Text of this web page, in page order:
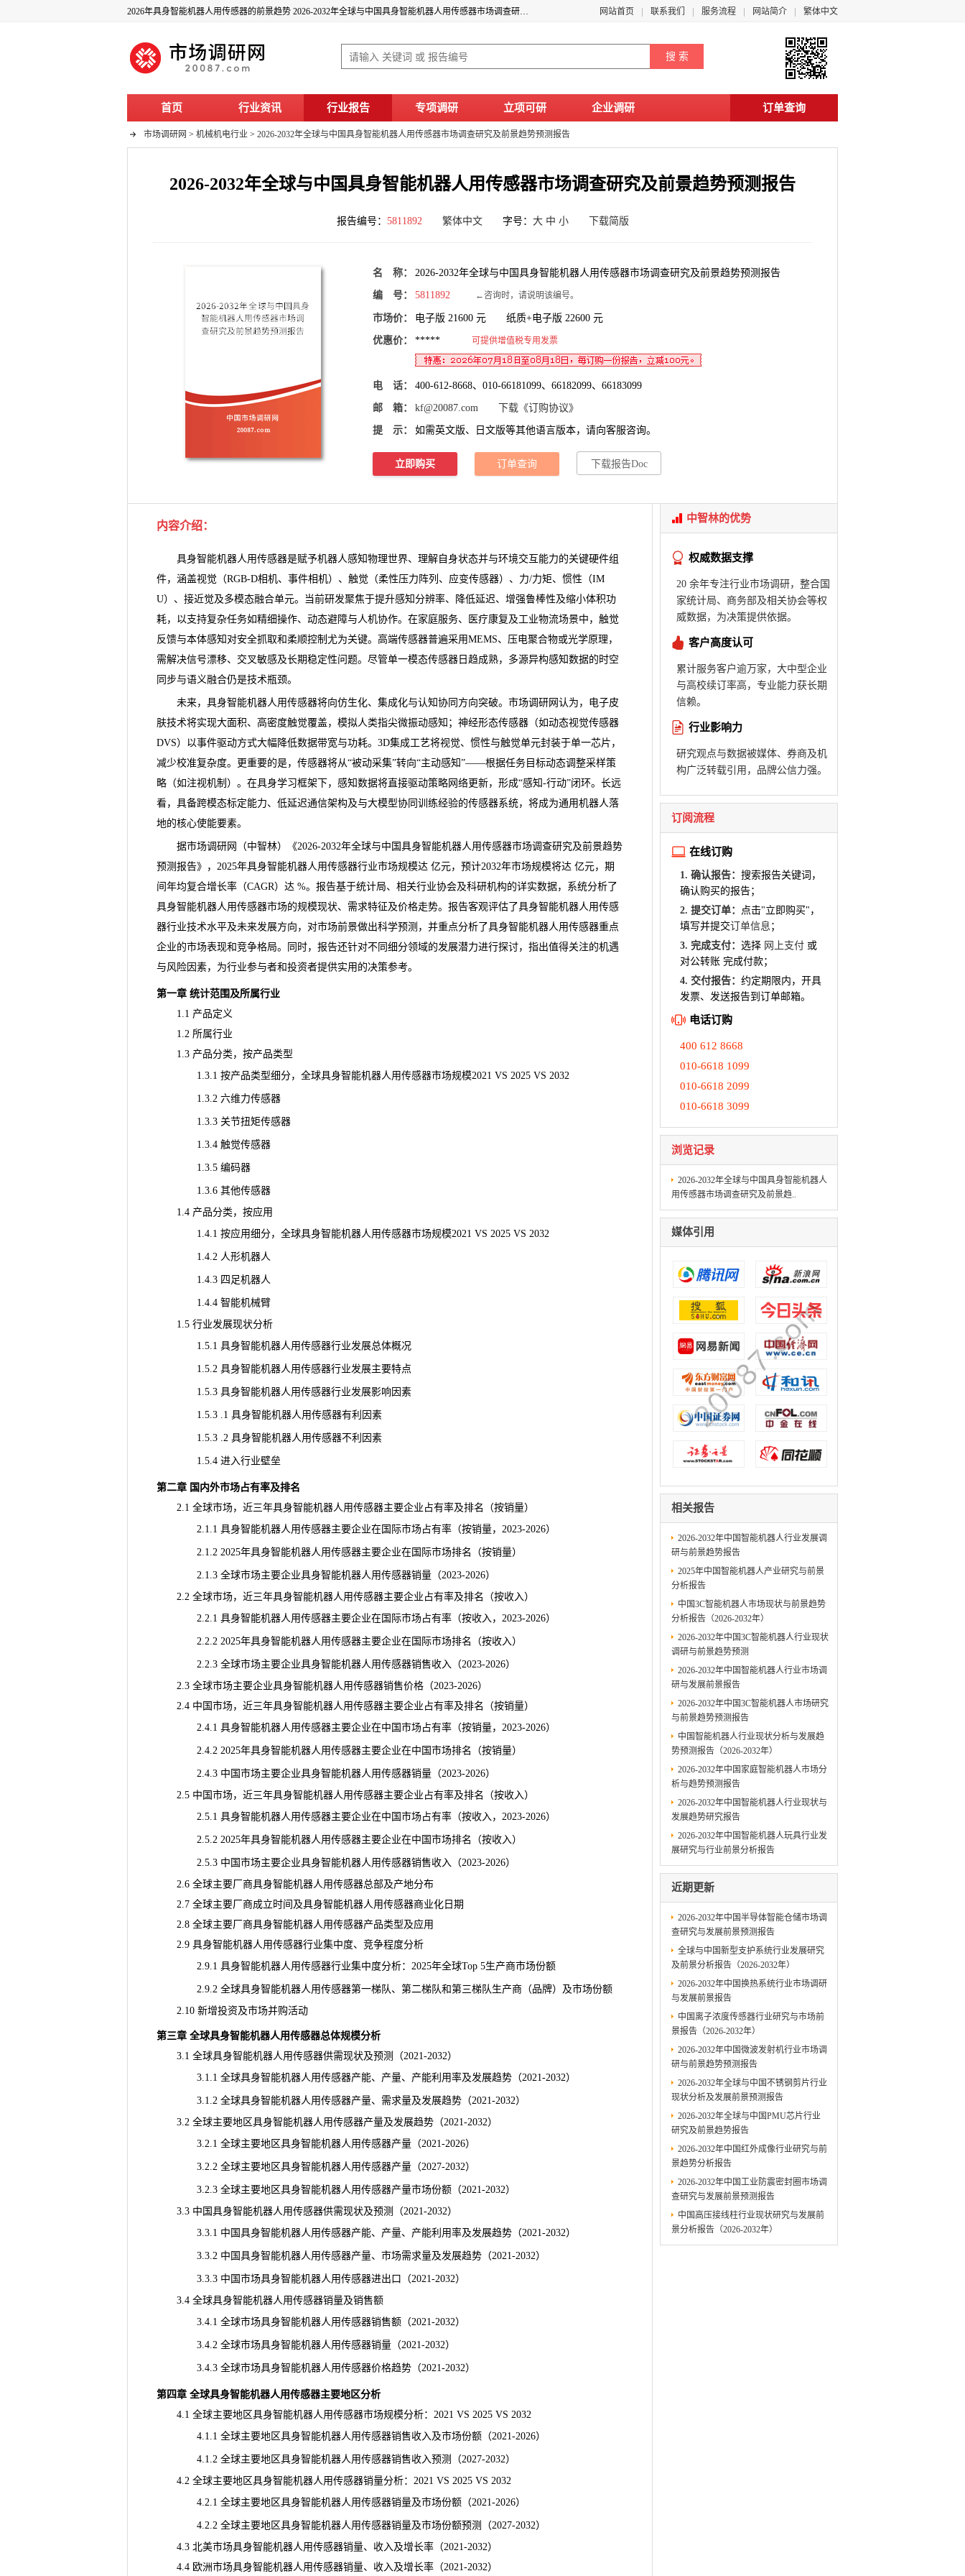
2026年具身智能机器人用传感器的前景趋势 2026-2032年全球与中国具身智能机器人用传感器市场调查研究及前景趋势预测报告 网站首页 联系我们 服务流程 网站简介 繁体中文
首页 行业资讯 行业报告 专项调研 立项可研 企业调研 订单查询
市场调研网 > 机械机电行业 > 2026-2032年全球与中国具身智能机器人用传感器市场调查研究及前景趋势预测报告
2026-2032年全球与中国具身智能机器人用传感器市场调查研究及前景趋势预测报告
报告编号： 5811892 繁体中文字号： 大 中 小 下载简版
名 称： 2026-2032年全球与中国具身智能机器人用传感器市场调查研究及前景趋势预测报告
编 号： 5811892 ←咨询时，请说明该编号。
市场价： 电子版 21600 元 纸质+电子版 22600 元
优惠价： ***** 可提供增值税专用发票
电 话： 400-612-8668、010-66181099、66182099、66183099
邮 箱： kf@20087.com 下载《订购协议》
提 示： 如需英文版、日文版等其他语言版本，请向客服咨询。
立即购买 订单查询 下载报告Doc
内容介绍：
具身智能机器人用传感器是赋予机器人感知物理世界、理解自身状态并与环境交互能力的关键硬件组
件，涵盖视觉（RGB-D相机、事件相机）、触觉（柔性压力阵列、应变传感器）、力/力矩、惯性（IM
U）、接近觉及多模态融合单元。当前研发聚焦于提升感知分辨率、降低延迟、增强鲁棒性及缩小体积功
耗，以支持复杂任务如精细操作、动态避障与人机协作。在家庭服务、医疗康复及工业物流场景中，触觉
反馈与本体感知对安全抓取和柔顺控制尤为关键。高端传感器普遍采用MEMS、压电聚合物或光学原理，
需解决信号漂移、交叉敏感及长期稳定性问题。尽管单一模态传感器日趋成熟，多源异构感知数据的时空
同步与语义融合仍是技术瓶颈。
未来，具身智能机器人用传感器将向仿生化、集成化与认知协同方向突破。 市场调研网 认为，电子皮
肤技术将实现大面积、高密度触觉覆盖，模拟人类指尖微振动感知；神经形态传感器（如动态视觉传感器
DVS）以事件驱动方式大幅降低数据带宽与功耗。3D集成工艺将视觉、惯性与触觉单元封装于单一芯片，
减少校准复杂度。更重要的是，传感器将从“被动采集”转向“主动感知”——根据任务目标动态调整采样策
略（如注视机制）。在具身学习框架下，感知数据将直接驱动策略网络更新，形成“感知-行动”闭环。长远
看，具备跨模态标定能力、低延迟通信架构及与大模型协同训练经验的传感器系统，将成为通用机器人落
地的核心使能要素。
据市场调研网（中智林）《2026-2032年全球与中国具身智能机器人用传感器市场调查研究及前景趋势
预测报告》，2025年具身智能机器人用传感器行业市场规模达 亿元，预计2032年市场规模将达 亿元，期
间年均复合增长率（CAGR）达 %。报告基于统计局、相关行业协会及科研机构的详实数据，系统分析了
具身智能机器人用传感器市场的规模现状、需求特征及价格走势。报告客观评估了具身智能机器人用传感
器行业技术水平及未来发展方向，对市场前景做出科学预测，并重点分析了具身智能机器人用传感器重点
企业的市场表现和竞争格局。同时，报告还针对不同细分领域的发展潜力进行探讨，指出值得关注的机遇
与风险因素，为行业参与者和投资者提供实用的决策参考。
第一章 统计范围及所属行业
1.1 产品定义
1.2 所属行业
1.3 产品分类，按产品类型
1.3.1 按产品类型细分，全球具身智能机器人用传感器市场规模2021 VS 2025 VS 2032
1.3.2 六维力传感器
1.3.3 关节扭矩传感器
1.3.4 触觉传感器
1.3.5 编码器
1.3.6 其他传感器
1.4 产品分类，按应用
1.4.1 按应用细分，全球具身智能机器人用传感器市场规模2021 VS 2025 VS 2032
1.4.2 人形机器人
1.4.3 四足机器人
1.4.4 智能机械臂
1.5 行业发展现状分析
1.5.1 具身智能机器人用传感器行业发展总体概况
1.5.2 具身智能机器人用传感器行业发展主要特点
1.5.3 具身智能机器人用传感器行业发展影响因素
1.5.3 .1 具身智能机器人用传感器有利因素
1.5.3 .2 具身智能机器人用传感器不利因素
1.5.4 进入行业壁垒
第二章 国内外市场占有率及排名
2.1 全球市场，近三年具身智能机器人用传感器主要企业占有率及排名（按销量）
2.1.1 具身智能机器人用传感器主要企业在国际市场占有率（按销量，2023-2026）
2.1.2 2025年具身智能机器人用传感器主要企业在国际市场排名（按销量）
2.1.3 全球市场主要企业具身智能机器人用传感器销量（2023-2026）
2.2 全球市场，近三年具身智能机器人用传感器主要企业占有率及排名（按收入）
2.2.1 具身智能机器人用传感器主要企业在国际市场占有率（按收入，2023-2026）
2.2.2 2025年具身智能机器人用传感器主要企业在国际市场排名（按收入）
2.2.3 全球市场主要企业具身智能机器人用传感器销售收入（2023-2026）
2.3 全球市场主要企业具身智能机器人用传感器销售价格（2023-2026）
2.4 中国市场，近三年具身智能机器人用传感器主要企业占有率及排名（按销量）
2.4.1 具身智能机器人用传感器主要企业在中国市场占有率（按销量，2023-2026）
2.4.2 2025年具身智能机器人用传感器主要企业在中国市场排名（按销量）
2.4.3 中国市场主要企业具身智能机器人用传感器销量（2023-2026）
2.5 中国市场，近三年具身智能机器人用传感器主要企业占有率及排名（按收入）
2.5.1 具身智能机器人用传感器主要企业在中国市场占有率（按收入，2023-2026）
2.5.2 2025年具身智能机器人用传感器主要企业在中国市场排名（按收入）
2.5.3 中国市场主要企业具身智能机器人用传感器销售收入（2023-2026）
2.6 全球主要厂商具身智能机器人用传感器总部及产地分布
2.7 全球主要厂商成立时间及具身智能机器人用传感器商业化日期
2.8 全球主要厂商具身智能机器人用传感器产品类型及应用
2.9 具身智能机器人用传感器行业集中度、竞争程度分析
2.9.1 具身智能机器人用传感器行业集中度分析：2025年全球Top 5生产商市场份额
2.9.2 全球具身智能机器人用传感器第一梯队、第二梯队和第三梯队生产商（品牌）及市场份额
2.10 新增投资及市场并购活动
第三章 全球具身智能机器人用传感器总体规模分析
3.1 全球具身智能机器人用传感器供需现状及预测（2021-2032）
3.1.1 全球具身智能机器人用传感器产能、产量、产能利用率及发展趋势 （2021-2032）
3.1.2 全球具身智能机器人用传感器产量、需求量及发展趋势 （2021-2032）
3.2 全球主要地区具身智能机器人用传感器产量及发展趋势（2021-2032）
3.2.1 全球主要地区具身智能机器人用传感器产量（2021-2026）
3.2.2 全球主要地区具身智能机器人用传感器产量（2027-2032）
3.2.3 全球主要地区具身智能机器人用传感器产量市场份额（2021-2032）
3.3 中国具身智能机器人用传感器供需现状及预测（2021-2032）
3.3.1 中国具身智能机器人用传感器产能、产量、产能利用率及发展趋势（2021-2032）
3.3.2 中国具身智能机器人用传感器产量、市场需求量及发展趋势（2021-2032）
3.3.3 中国市场具身智能机器人用传感器进出口（2021-2032）
3.4 全球具身智能机器人用传感器销量及销售额
3.4.1 全球市场具身智能机器人用传感器销售额（2021-2032）
3.4.2 全球市场具身智能机器人用传感器销量（2021-2032）
3.4.3 全球市场具身智能机器人用传感器价格趋势（2021-2032）
第四章 全球具身智能机器人用传感器主要地区分析
4.1 全球主要地区具身智能机器人用传感器市场规模分析：2021 VS 2025 VS 2032
4.1.1 全球主要地区具身智能机器人用传感器销售收入及市场份额（2021-2026）
4.1.2 全球主要地区具身智能机器人用传感器销售收入预测（2027-2032）
4.2 全球主要地区具身智能机器人用传感器销量分析：2021 VS 2025 VS 2032
4.2.1 全球主要地区具身智能机器人用传感器销量及市场份额（2021-2026）
4.2.2 全球主要地区具身智能机器人用传感器销量及市场份额预测（2027-2032）
4.3 北美市场具身智能机器人用传感器销量、收入及增长率（2021-2032）
4.4 欧洲市场具身智能机器人用传感器销量、收入及增长率（2021-2032）
中智林的优势
权威数据支撑
20 余年专注行业市场调研，整合国
家统计局、商务部及相关协会等权
威数据，为决策提供依据。
客户高度认可
累计服务客户逾万家，大中型企业
与高校续订率高，专业能力获长期
信赖。
行业影响力
研究观点与数据被媒体、券商及机
构广泛转载引用，品牌公信力强。
订阅流程
在线订购
1. 确认报告： 搜索报告关键词，
确认购买的报告；
2. 提交订单： 点击"立即购买"，
填写并提交订单信息 ；
3. 完成支付： 选择 网上支付 或
对公转账 完成付款；
4. 交付报告： 约定期限内，开具
发票、发送报告到订单邮箱。
电话订购
400 612 8668
010-6618 1099
010-6618 2099
010-6618 3099
浏览记录
2026-2032年全球与中国具身智能机器人
用传感器市场调查研究及前景趋..
媒体引用
相关报告
2026-2032年中国智能机器人行业发展调
研与前景趋势报告
2025年中国智能机器人产业研究与前景
分析报告
中国3C智能机器人市场现状与前景趋势
分析报告（2026-2032年）
2026-2032年中国3C智能机器人行业现状
调研与前景趋势预测
2026-2032年中国智能机器人行业市场调
研与发展前景报告
2026-2032年中国3C智能机器人市场研究
与前景趋势预测报告
中国智能机器人行业现状分析与发展趋
势预测报告（2026-2032年）
2026-2032年中国家庭智能机器人市场分
析与趋势预测报告
2026-2032年中国智能机器人行业现状与
发展趋势研究报告
2026-2032年中国智能机器人玩具行业发
展研究与行业前景分析报告
近期更新
2026-2032年中国半导体智能仓储市场调
查研究与发展前景预测报告
全球与中国新型支护系统行业发展研究
及前景分析报告（2026-2032年）
2026-2032年中国换热系统行业市场调研
与发展前景报告
中国离子浓度传感器行业研究与市场前
景报告（2026-2032年）
2026-2032年中国微波发射机行业市场调
研与前景趋势预测报告
2026-2032年全球与中国不锈钢剪片行业
现状分析及发展前景预测报告
2026-2032年全球与中国PMU芯片行业
研究及前景趋势报告
2026-2032年中国红外成像行业研究与前
景趋势分析报告
2026-2032年中国工业防震密封圈市场调
查研究与发展前景预测报告
中国高压接线柱行业现状研究与发展前
景分析报告（2026-2032年）